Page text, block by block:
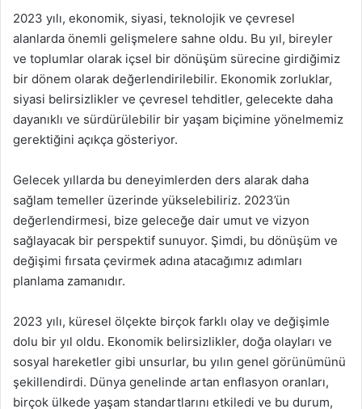
2023 yılı, ekonomik, siyasi, teknolojik ve çevresel
alanlarda önemli gelişmelere sahne oldu. Bu yıl, bireyler
ve toplumlar olarak içsel bir dönüşüm sürecine girdiğimiz
bir dönem olarak değerlendirilebilir. Ekonomik zorluklar,
siyasi belirsizlikler ve çevresel tehditler, gelecekte daha
dayanıklı ve sürdürülebilir bir yaşam biçimine yönelmemiz
gerektiğini açıkça gösteriyor.
Gelecek yıllarda bu deneyimlerden ders alarak daha
sağlam temeller üzerinde yükselebiliriz. 2023’ün
değerlendirmesi, bize geleceğe dair umut ve vizyon
sağlayacak bir perspektif sunuyor. Şimdi, bu dönüşüm ve
değişimi fırsata çevirmek adına atacağımız adımları
planlama zamanıdır.
2023 yılı, küresel ölçekte birçok farklı olay ve değişimle
dolu bir yıl oldu. Ekonomik belirsizlikler, doğa olayları ve
sosyal hareketler gibi unsurlar, bu yılın genel görünümünü
şekillendirdi. Dünya genelinde artan enflasyon oranları,
birçok ülkede yaşam standartlarını etkiledi ve bu durum,